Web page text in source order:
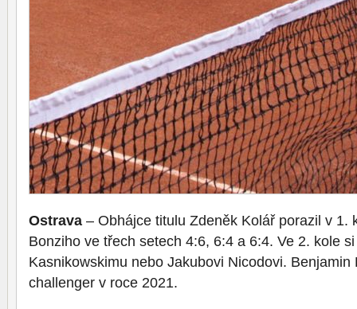
Ostrava – Obhájce titulu Zdeněk Kolář porazil v 1.
Bonziho ve třech setech 4:6, 6:4 a 6:4. Ve 2. kole
Kasnikowskimu nebo Jakubovi Nicodovi. Benjamin
challenger v roce 2021.